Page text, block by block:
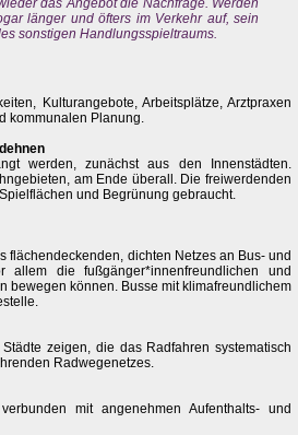
das Angebot die Nachfrage. Werden
länger und öfters im Verkehr auf, sein
sonstigen Handlungsspieltraums.
Kulturangebote, Arbeitsplätze, Arztpraxen
kommunalen Planung.
werden, zunächst aus den Innenstädten.
am Ende überall. Die freiwerdenden
und Begrünung gebraucht.
flächendeckenden, dichten Netzes an Bus- und
die fußgänger*innenfreundlichen und
bewegen können. Busse mit klimafreundlichem
zeigen, die das Radfahren systematisch
Radwegenetzes.
mit angenehmen Aufenthalts- und